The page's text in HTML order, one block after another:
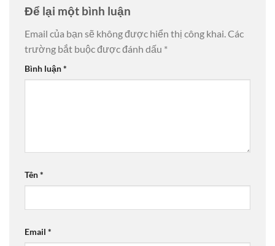
Để lại một bình luận
Email của bạn sẽ không được hiển thị công khai.Các
trường bắt buộc được đánh dấu *
Bình luận*
Tên*
Email *